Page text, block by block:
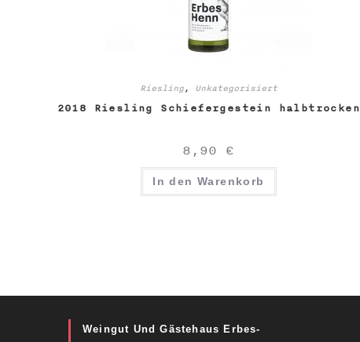
Riesling, Unkategorisiert
2018 Riesling Schiefergestein halbtrocken
8,90 €
In den Warenkorb
Weingut Und Gästehaus Erbes-